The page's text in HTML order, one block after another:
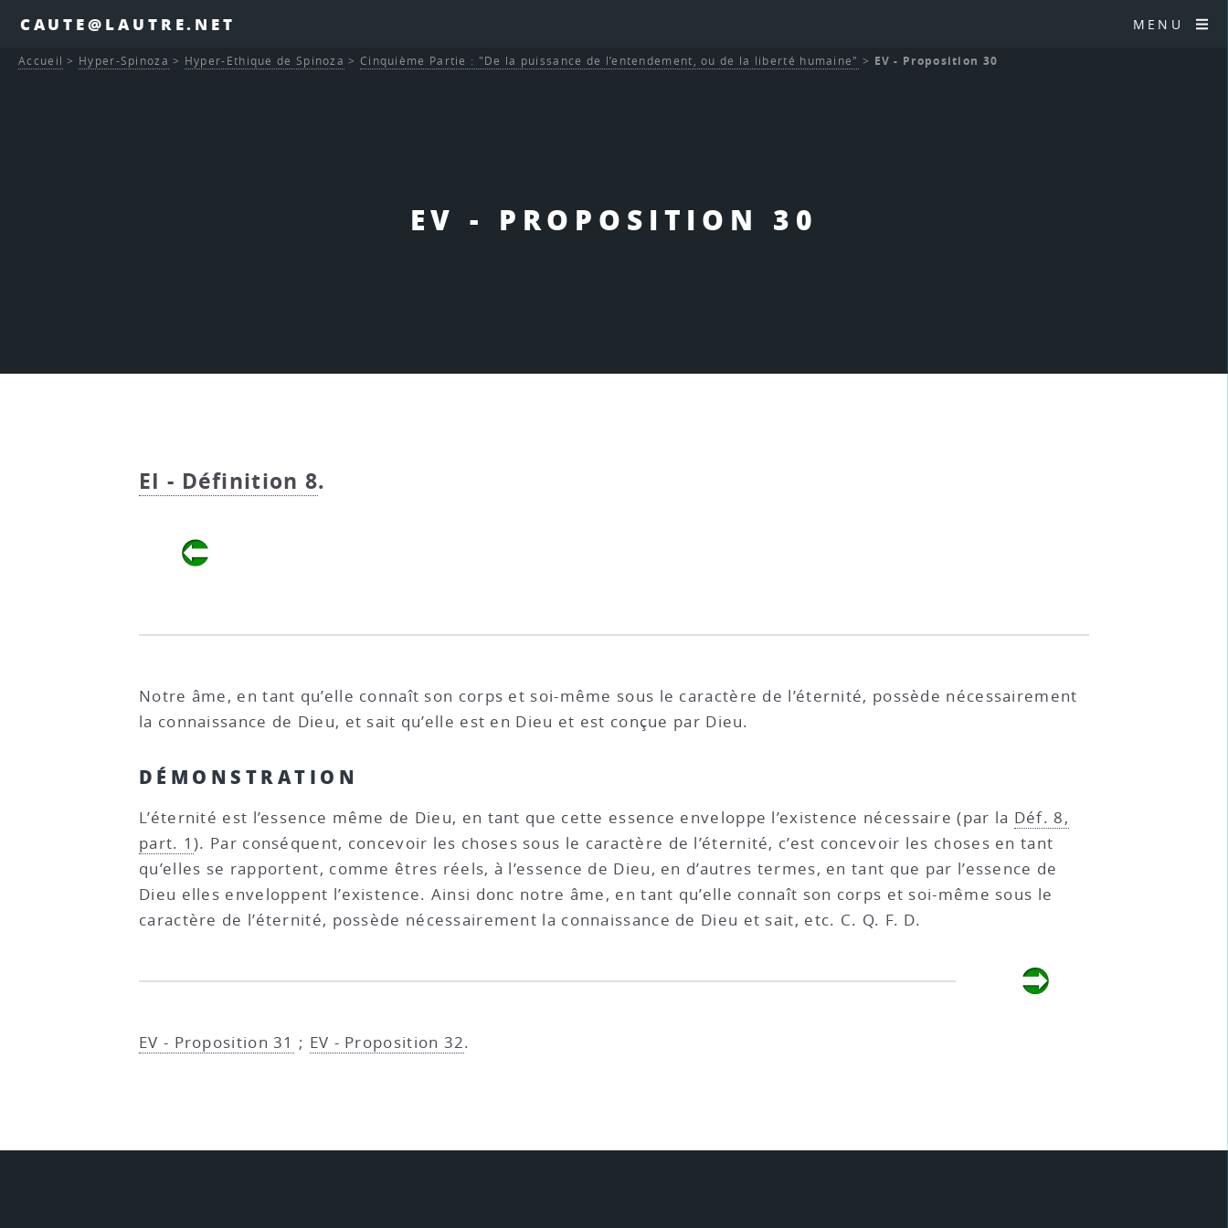
CAUTE@LAUTRE.NET MENU
EV - PROPOSITION 30
Accueil > Hyper-Spinoza > Hyper-Ethique de Spinoza > Cinquième Partie : "De la puissance de l’entendement, ou de la liberté humaine" > EV - Proposition 30
EI - Définition 8.
Notre âme, en tant qu’elle connaît son corps et soi-même sous le caractère de l’éternité, possède nécessairement
la connaissance de Dieu, et sait qu’elle est en Dieu et est conçue par Dieu.
DÉMONSTRATION
L’éternité est l’essence même de Dieu, en tant que cette essence enveloppe l’existence nécessaire (par la Déf. 8,
part. 1). Par conséquent, concevoir les choses sous le caractère de l’éternité, c’est concevoir les choses en tant
qu’elles se rapportent, comme êtres réels, à l’essence de Dieu, en d’autres termes, en tant que par l’essence de
Dieu elles enveloppent l’existence. Ainsi donc notre âme, en tant qu’elle connaît son corps et soi-même sous le
caractère de l’éternité, possède nécessairement la connaissance de Dieu et sait, etc. C. Q. F. D.
EV - Proposition 31 ; EV - Proposition 32.